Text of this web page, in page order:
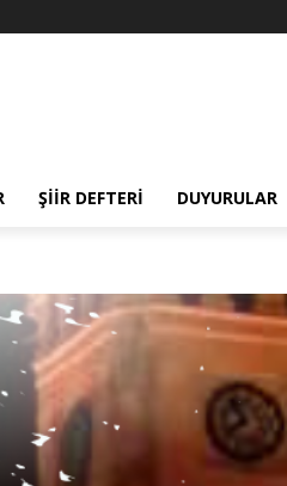
ŞIIR DEFTERI DUYURULAR